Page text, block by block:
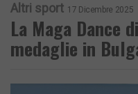
Altri sport 17 Dicembre 2025
La Maga Dance
medaglie in